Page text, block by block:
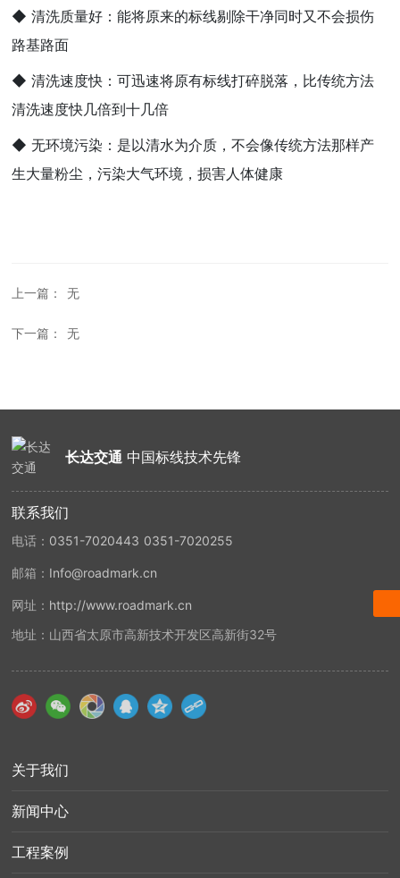
◆ 清洗质量好：能将原来的标线剔除干净同时又不会损伤
路基路面
◆ 清洗速度快：可迅速将原有标线打碎脱落，比传统方法
清洗速度快几倍到十几倍
◆ 无环境污染：是以清水为介质，不会像传统方法那样产
生大量粉尘，污染大气环境，损害人体健康
上一篇： 无
下一篇： 无
Info@roadmark.cn
长达交通 中国标线技术先锋
联系我们
电话： 0351-7020443 0351-7020255
邮箱： Info@roadmark.cn
网址： http://www.roadmark.cn
地址： 山西省太原市高新技术开发区高新街32号
关于我们
新闻中心
工程案例